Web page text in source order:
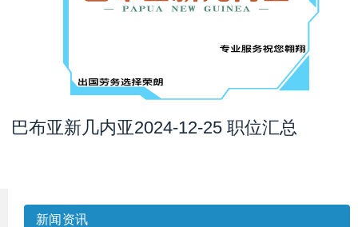
巴布亚新几内亚2024-12-25 职位汇总
新闻资讯